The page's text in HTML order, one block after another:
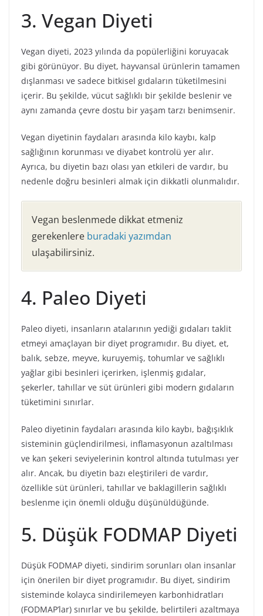
3. Vegan Diyeti
Vegan diyeti, 2023 yılında da popülerliğini koruyacak
gibi görünüyor. Bu diyet, hayvansal ürünlerin tamamen
dışlanması ve sadece bitkisel gıdaların tüketilmesini
içerir. Bu şekilde, vücut sağlıklı bir şekilde beslenir ve
aynı zamanda çevre dostu bir yaşam tarzı benimsenir.
Vegan diyetinin faydaları arasında kilo kaybı, kalp
sağlığının korunması ve diyabet kontrolü yer alır.
Ayrıca, bu diyetin bazı olası yan etkileri de vardır, bu
nedenle doğru besinleri almak için dikkatli olunmalıdır.
Vegan beslenmede dikkat etmeniz
gerekenlere buradaki yazımdan
ulaşabilirsiniz.
4. Paleo Diyeti
Paleo diyeti, insanların atalarının yediği gıdaları taklit
etmeyi amaçlayan bir diyet programıdır. Bu diyet, et,
balık, sebze, meyve, kuruyemiş, tohumlar ve sağlıklı
yağlar gibi besinleri içerirken, işlenmiş gıdalar,
şekerler, tahıllar ve süt ürünleri gibi modern gıdaların
tüketimini sınırlar.
Paleo diyetinin faydaları arasında kilo kaybı, bağışıklık
sisteminin güçlendirilmesi, inflamasyonun azaltılması
ve kan şekeri seviyelerinin kontrol altında tutulması yer
alır. Ancak, bu diyetin bazı eleştirileri de vardır,
özellikle süt ürünleri, tahıllar ve baklagillerin sağlıklı
beslenme için önemli olduğu düşünüldüğünde.
5. Düşük FODMAP Diyeti
Düşük FODMAP diyeti, sindirim sorunları olan insanlar
için önerilen bir diyet programıdır. Bu diyet, sindirim
sisteminde kolayca sindirilemeyen karbonhidratları
(FODMAP’lar) sınırlar ve bu şekilde, belirtileri azaltmaya